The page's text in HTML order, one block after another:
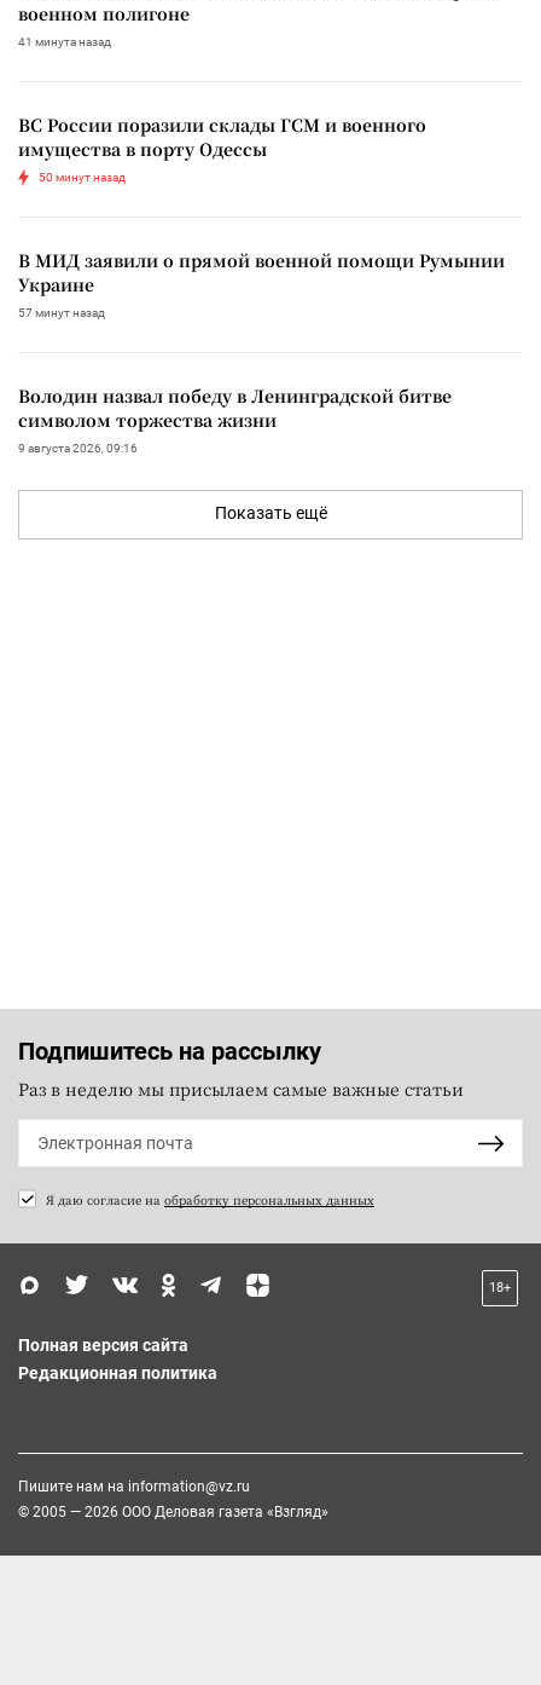
военном полигоне
41 минута назад
ВС России поразили склады ГСМ и военного
имущества в порту Одессы
50 минут назад
В МИД заявили о прямой военной помощи Румынии
Украине
57 минут назад
Володин назвал победу в Ленинградской битве
символом торжества жизни
9 августа 2026, 09:16
Показать ещё
Подпишитесь на рассылку
Раз в неделю мы присылаем самые важные статьи
Я даю согласие на обработку персональных данных
18+
Полная версия сайта
Редакционная политика
Пишите нам на information@vz.ru
© 2005 — 2026 ООО Деловая газета «Взгляд»